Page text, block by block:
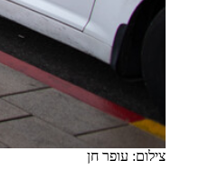
צילום: עופר חן